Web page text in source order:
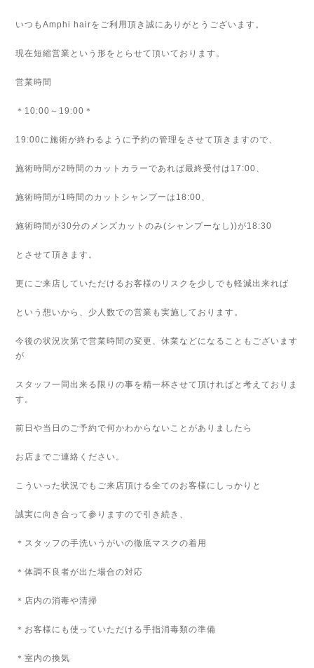
いつもAmphi hairをご利用頂き誠にありがとうございます。
現在短縮営業という形をとらせて頂いております。
営業時間
＊10:00～19:00＊
19:00に施術が終わるように予約の管理をさせて頂きますので、
施術時間が2時間のカットカラーであれば最終受付は17:00、
施術時間が1時間のカットシャンプーは18:00、
施術時間が30分のメンズカットのみ(シャンプーなし))が18:30
とさせて頂きます。
更にご来店していただけるお客様のリスクを少しでも軽減出来れば
という想いから、少人数での営業も実施しております。
今後の状況次第で営業時間の変更、休業などになることもございます
が
スタッフ一同出来る限りの事を精一杯させて頂ければと考えておりま
す。
前日や当日のご予約で何かわからないことがありましたら
お店までご連絡ください。
こういった状況でもご来店頂ける全てのお客様にしっかりと
誠実に向き合って参りますので引き続き、
＊スタッフの手洗いうがいの徹底マスクの着用
＊体調不良者が出た場合の対応
＊店内の消毒や清掃
＊お客様にも使っていただける手指消毒類の準備
＊室内の換気